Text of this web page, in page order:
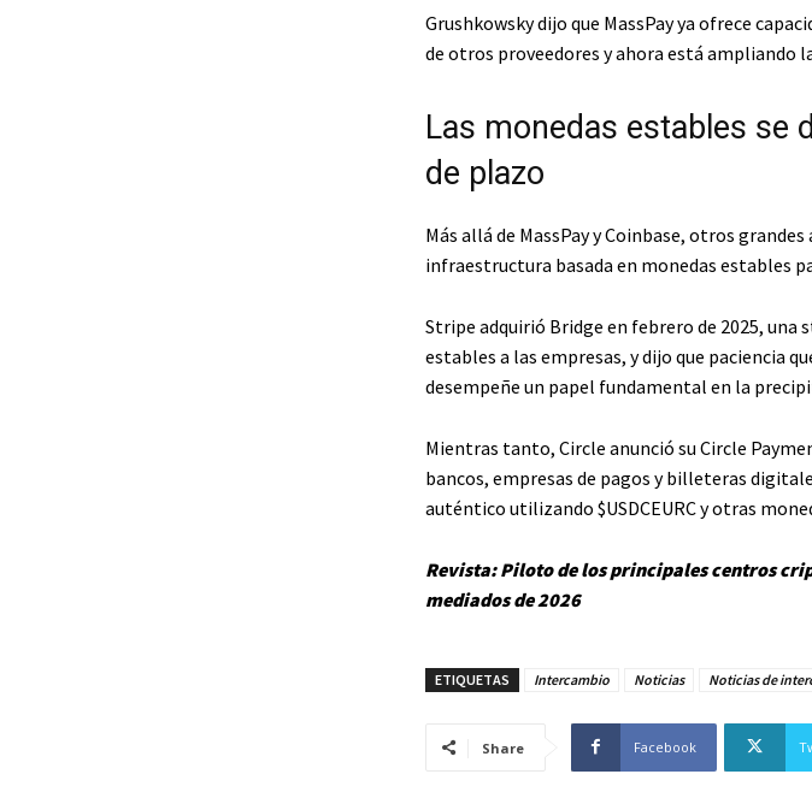
Grushkowsky dijo que MassPay ya ofrece
de otros proveedores y ahora está ampliando
Las monedas estables se
de plazo
Más allá de MassPay y Coinbase, otros
infraestructura basada en monedas estables
Stripe adquirió Bridge en febrero de 2025,
estables a las empresas, y dijo que paciencia
desempeñe un papel fundamental en la
Mientras tanto, Circle anunció su Circle
bancos, empresas de pagos y billeteras
auténtico utilizando $USDCEURC y otras
Revista:Piloto de los principales centros
mediados de 2026
ETIQUETAS Intercambio Noticias Noticias de
Share Facebook